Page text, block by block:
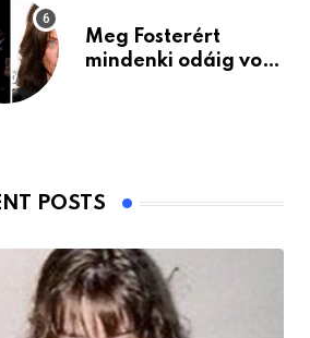
Meg Fosterért
mindenki odáig volt
POSTS